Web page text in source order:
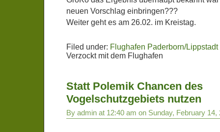
neuen Vorschlag einbringen???
Weiter geht es am 26.02. im Kreistag.
Filed under: Flughafen Paderborn/Lippstadt
Verzockt mit dem Flughafen
Statt Polemik Chancen des
Vogelschutzgebiets nutzen
By admin at 12:40 am on Sunday, February 14,